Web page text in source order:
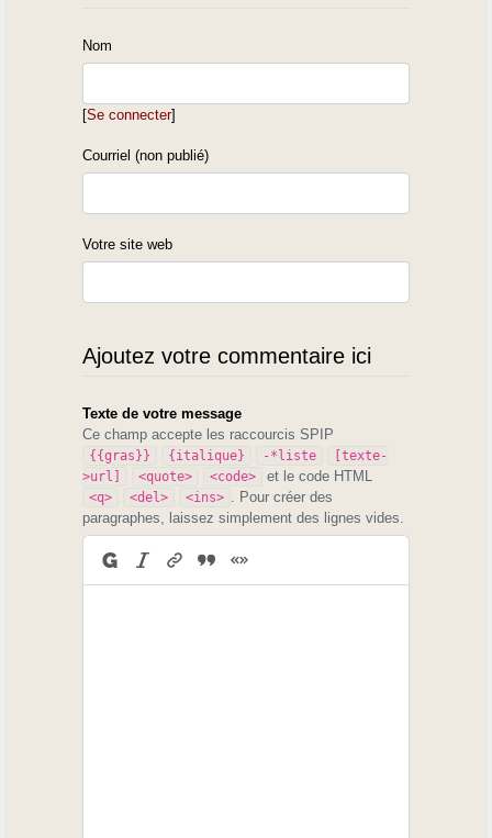
Nom
[Se connecter]
Courriel (non publié)
Votre site web
Ajoutez votre commentaire ici
Texte de votre message
Ce champ accepte les raccourcis SPIP
{{gras}} {italique} -*liste
[texte-
>url]
<quote> <code> et le code HTML
<q> <del> <ins>
. Pour créer des
paragraphes, laissez simplement des lignes vides.